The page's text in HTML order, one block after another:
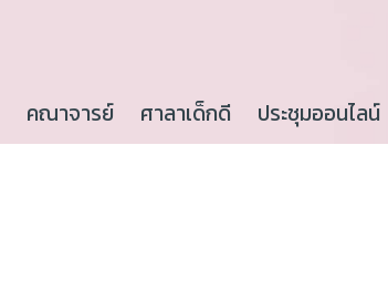
คณาจารย์ ศาลาเด็กดี ประชุมออนไลน์